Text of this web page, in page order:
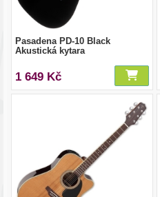
Pasadena PD-10 Black
Akustická kytara
1 649 Kč